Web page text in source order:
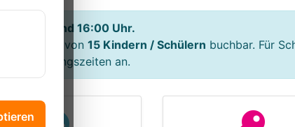
08:00 und 16:00 Uhr.
von 15 Kindern / Schülern buchbar. Für
Öffnungszeiten an.